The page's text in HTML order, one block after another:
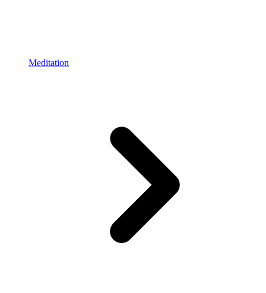
Meditation